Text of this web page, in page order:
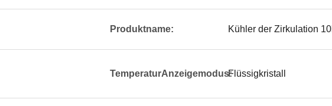
Produktname: Kühler der Zirkulation 10l
TemperaturAnzeigemodus:Flüssigkristall